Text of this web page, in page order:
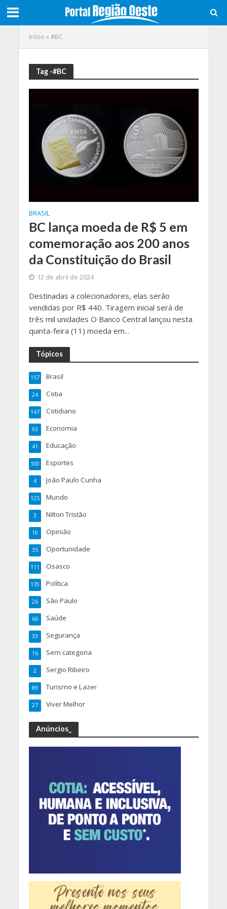
Início »#BC
Tag -#BC
BRASIL
BC lança moeda de R$ 5 em
comemoração aos 200 anos
da Constituição do Brasil
12 de abril de 2024
Destinadas a colecionadores, elas serão
vendidas por R$ 440. Tiragem inicial será de
três mil unidades O Banco Central lançou nesta
quinta-feira (11) moeda em...
Tópicos
Brasil
157
Cotia
24
Cotidiano
147
Economia
93
Educação
41
Esportes
100
João Paulo Cunha
4
Mundo
125
Nilton Tristão
3
Opinião
10
Oportunidade
35
Osasco
111
Política
170
São Paulo
26
Saúde
66
Segurança
33
Sem categoria
16
Sergio Ribeiro
2
Turismo e Lazer
89
Viver Melhor
27
Anúncios_